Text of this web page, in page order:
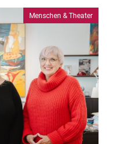
Menschen & Theater